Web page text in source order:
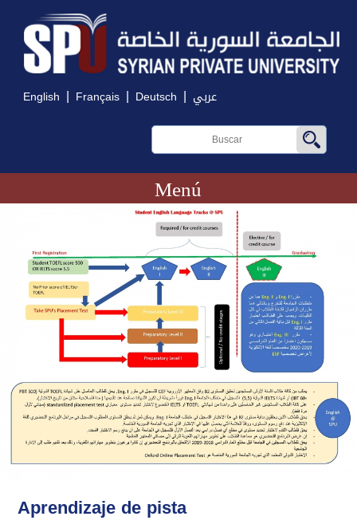
English | Français | Deutsch | عربي
Menú
Aprendizaje de pista